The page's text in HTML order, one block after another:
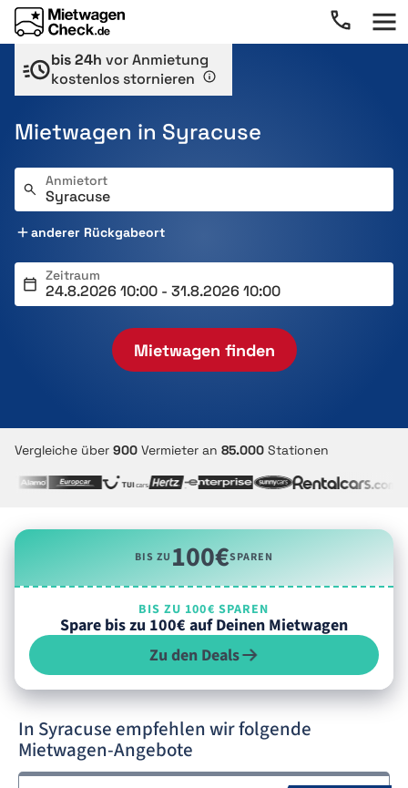
bis 24h vor Anmietung
kostenlos stornieren
Mietwagen in Syracuse
Anmietort
anderer Rückgabeort
Zeitraum
Mietwagen finden
Vergleiche über 900 Vermieter an 85.000 Stationen
BIS ZU100€SPAREN
BIS ZU 100€ SPAREN
Spare bis zu 100€ auf Deinen Mietwagen
Zu den Deals
In Syracuse empfehlen wir folgende
Mietwagen-Angebote